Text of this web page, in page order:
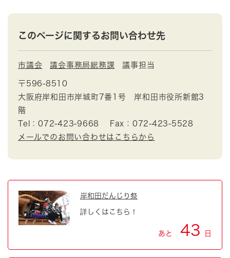
このページに関するお問い合わせ先
市議会 議会事務局総務課 議事担当
〒596-8510
大阪府岸和田市岸城町7番1号 岸和田市役所新館3
階
Tel：072-423-9668
Fax：072-423-5528
メールでのお問い合わせはこちらから
岸和田だんじり祭
詳しくはこちら！
あと 43 日